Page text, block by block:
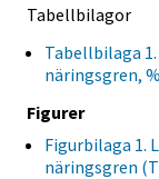
Tabellbilagor
Tabellbilaga
näringsgren,
Figurer
Figurbilaga 1.
näringsgren